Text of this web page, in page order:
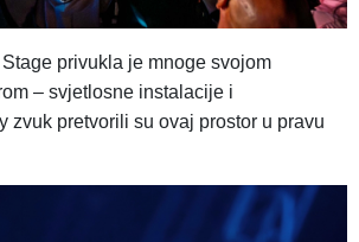
privukla je mnoge svojom
– svjetlosne instalacije i
zvuk pretvorili su ovaj prostor u pravu